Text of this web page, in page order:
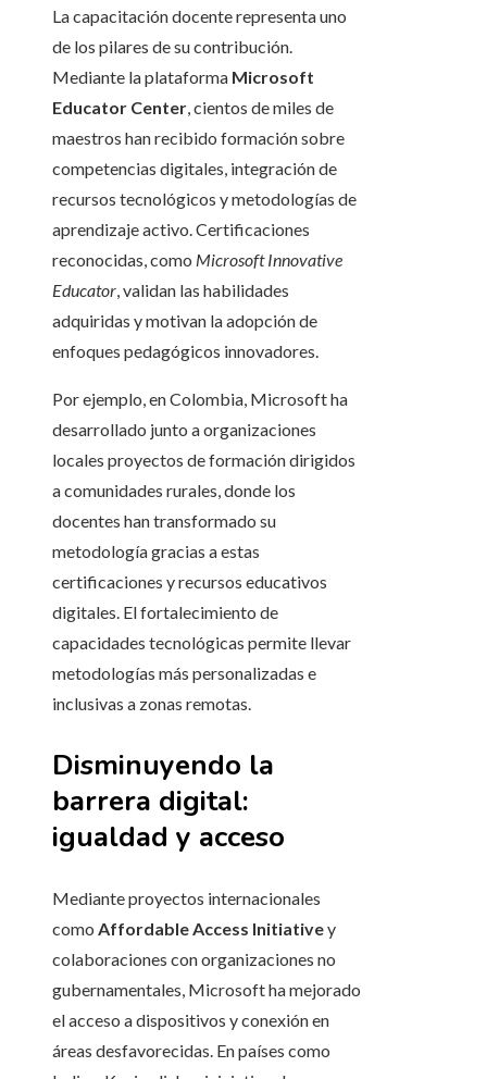
La capacitación docente representa uno
de los pilares de su contribución.
Mediante la plataforma Microsoft
Educator Center, cientos de miles de
maestros han recibido formación sobre
competencias digitales, integración de
recursos tecnológicos y metodologías de
aprendizaje activo. Certificaciones
reconocidas, como Microsoft Innovative
Educator, validan las habilidades
adquiridas y motivan la adopción de
enfoques pedagógicos innovadores.
Por ejemplo, en Colombia, Microsoft ha
desarrollado junto a organizaciones
locales proyectos de formación dirigidos
a comunidades rurales, donde los
docentes han transformado su
metodología gracias a estas
certificaciones y recursos educativos
digitales. El fortalecimiento de
capacidades tecnológicas permite llevar
metodologías más personalizadas e
inclusivas a zonas remotas.
Disminuyendo la
barrera digital:
igualdad y acceso
Mediante proyectos internacionales
como Affordable Access Initiativey
colaboraciones con organizaciones no
gubernamentales, Microsoft ha mejorado
el acceso a dispositivos y conexión en
áreas desfavorecidas. En países como